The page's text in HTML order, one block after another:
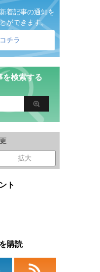
着記事の通知を
ができます。
チラ
を検索する
拡大
ト
購読